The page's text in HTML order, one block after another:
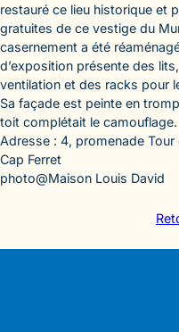
restauré ce lieu historique et
gratuites de ce vestige du
casernement a été
d’exposition présente des
ventilation et des racks pour
Sa façade est peinte en
toit complétait le camouflage.
Adresse : 4, promenade
Cap Ferret
photo@Maison Louis David